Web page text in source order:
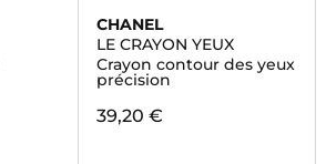
CHANEL
LE CRAYON YEUX
Crayon contour des yeux
précision
39,20 €